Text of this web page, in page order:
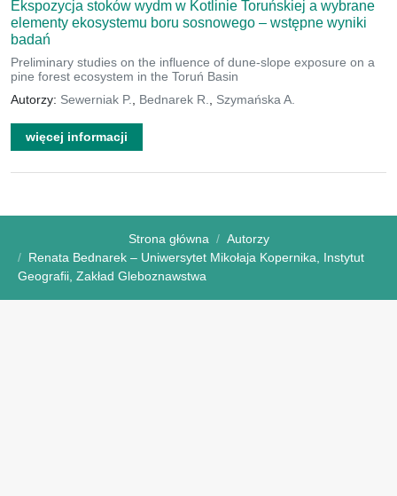
Ekspozycja stoków wydm w Kotlinie Toruńskiej a wybrane
elementy ekosystemu boru sosnowego – wstępne wyniki
badań
Preliminary studies on the influence of dune-slope exposure on a
pine forest ecosystem in the Toruń Basin
Autorzy: Sewerniak P. Bednarek R. Szymańska A.
więcej informacji
Strona główna
Autorzy
Renata Bednarek – Uniwersytet Mikołaja Kopernika, Instytut
Geografii, Zakład Gleboznawstwa